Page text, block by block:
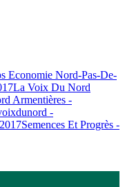
Economie Nord-Pas-De-
La Voix Du Nord
Armentières -
-
Semences Et Progrès -